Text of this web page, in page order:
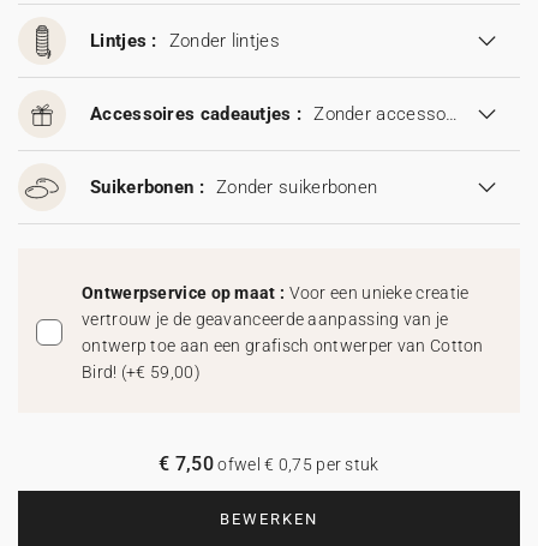
Lintjes : Zonder lintjes
Accessoires cadeautjes : Zonder accessoires cadeautjes
Suikerbonen : Zonder suikerbonen
Ontwerpservice op maat : Voor een unieke creatie
vertrouw je de geavanceerde aanpassing van je
ontwerp toe aan een grafisch ontwerper van Cotton
Bird! (+€ 59,00)
BEWERKEN
€ 7,50ofwel € 0,75 per stuk